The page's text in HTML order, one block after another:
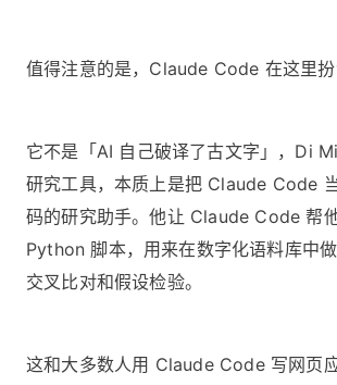
值得注意的是，Claude Code 在这里扮
它不是「AI 自己破译了古文字」，Di
研究工具，本质上是把 Claude Code
码的研究助手。他让 Claude Code 帮
Python 脚本，用来在数字化语料库中做
交叉比对和假设检验。
这和大多数人用 Claude Code 写网页